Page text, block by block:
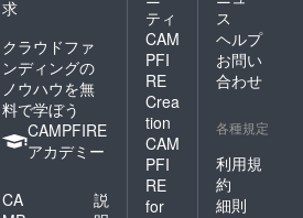
求
クラウドファ
ンディングの
ノウハウを無
料で学ぼう
CAMPFIRE
アカデミー
CA
説
ティ
CAM
PFI
RE
Crea
tion
CAM
PFI
RE
for
ス
ヘルプ
お問い
合わせ
各種規定
利用規
約
細則